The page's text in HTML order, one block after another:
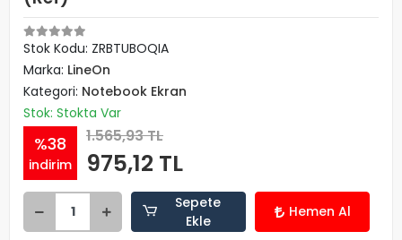
Stok Kodu: ZRBTUBOQIA
Marka: LineOn
Kategori: Notebook Ekran
Stok: Stokta Var
%38
indirim
1.565,93 TL
975,12 TL
Sepete
Ekle
Hemen Al